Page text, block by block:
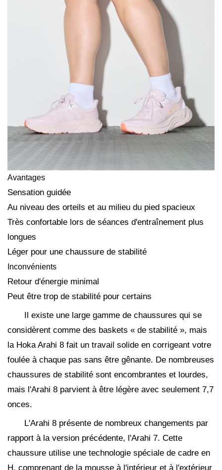
Avantages
Sensation guidée
Au niveau des orteils et au milieu du pied spacieux
Très confortable lors de séances d'entraînement plus
longues
Léger pour une chaussure de stabilité
Inconvénients
Retour d'énergie minimal
Peut être trop de stabilité pour certains
Il existe une large gamme de chaussures qui se
considèrent comme des baskets « de stabilité », mais
la Hoka Arahi 8 fait un travail solide en corrigeant votre
foulée à chaque pas sans être gênante. De nombreuses
chaussures de stabilité sont encombrantes et lourdes,
mais l'Arahi 8 parvient à être légère avec seulement 7,7
onces.
L'Arahi 8 présente de nombreux changements par
rapport à la version précédente, l'Arahi 7. Cette
chaussure utilise une technologie spéciale de cadre en
H, comprenant de la mousse à l'intérieur et à l'extérieur